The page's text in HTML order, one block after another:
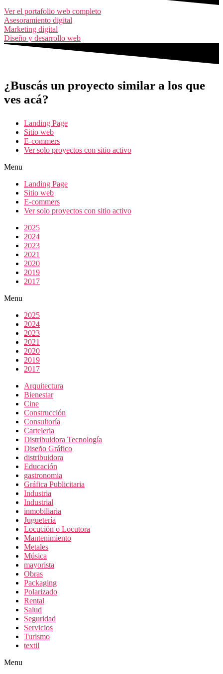
Ver el portafolio web completo
Asesoramiento digital
Marketing digital
Diseño y desarrollo web
¿Buscás un proyecto similar a los que
ves acá?
Landing Page
Sitio web
E-commers
Ver solo proyectos con sitio activo
Menu
Landing Page
Sitio web
E-commers
Ver solo proyectos con sitio activo
2025
2024
2023
2021
2020
2019
2017
Menu
2025
2024
2023
2021
2020
2019
2017
Arquitectura
Bienestar
Cine
Construcción
Consultoría
Carteleria
Distribuidora Tecnología
Diseño Gráfico
distribuidora
Educación
gastronomia
Gráfica Publicitaria
Industria
Industrial
inmobiliaria
Juguetería
Locución o Locutora
Mantenimiento
Metales
Música
mayorista
Obras
Packaging
Polarizado
Rental
Salud
Seguridad
Servicios
Turismo
textil
Menu